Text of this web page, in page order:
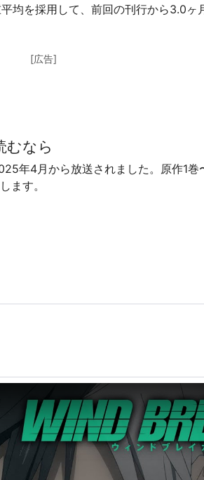
均を採用して、前回の刊行から3.0ヶ
[広告]
むなら
年4月から放送されました。原作1
ます。